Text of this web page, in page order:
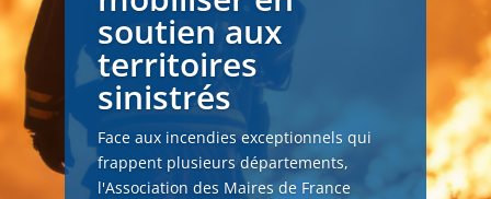
soutien aux
territoires
sinistrés
Face aux incendies exceptionnels qui
frappent plusieurs départements,
l'Association des Maires de France